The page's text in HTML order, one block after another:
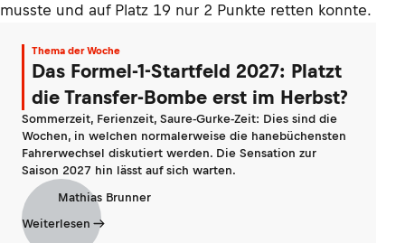
musste und auf Platz 19 nur 2 Punkte retten konnte.
Thema der Woche
Das Formel-1-Startfeld 2027: Platzt
die Transfer-Bombe erst im Herbst?
Sommerzeit, Ferienzeit, Saure-Gurke-Zeit: Dies sind die
Wochen, in welchen normalerweise die hanebüchensten
Fahrerwechsel diskutiert werden. Die Sensation zur
Saison 2027 hin lässt auf sich warten.
Mathias Brunner
Weiterlesen